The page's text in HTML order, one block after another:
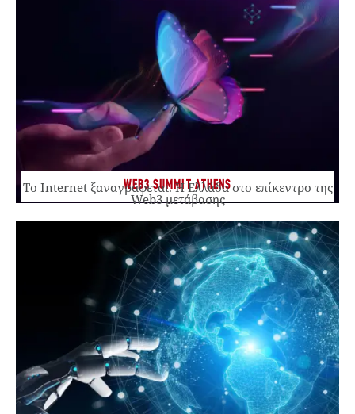
WEB3 SUMMIT ATHENS
Το Internet ξαναγράφεται. Η Ελλάδα στο επίκεντρο της
Web3 μετάβασης